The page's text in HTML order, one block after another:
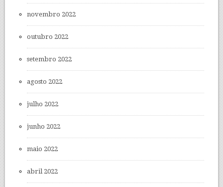
novembro 2022
outubro 2022
setembro 2022
agosto 2022
julho 2022
junho 2022
maio 2022
abril 2022